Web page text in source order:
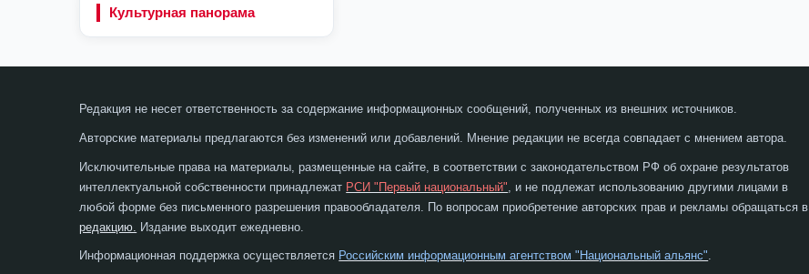
Культурная панорама
Редакция не несет ответственность за содержание информационных сообщений, полученных из внешних источников.
Авторские материалы предлагаются без изменений или добавлений. Мнение редакции не всегда совпадает с мнением автора.
Исключительные права на материалы, размещенные на сайте, в соответствии с законодательством РФ об охране результатов
интеллектуальной собственности принадлежат РСИ "Первый национальный" , и не подлежат использованию другими лицами в
любой форме без письменного разрешения правообладателя. По вопросам приобретение авторских прав и рекламы обращаться в
редакцию. Издание выходит ежедневно.
Информационная поддержка осуществляется Российским информационным агентством "Национальный альянс".